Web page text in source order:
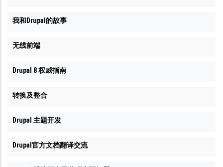
我和Drupal的故事
无线前端
Drupal 8 权威指南
转换及整合
Drupal 主题开发
Drupal官方文档翻译交流